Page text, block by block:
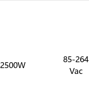
2500W
85-264
Vac